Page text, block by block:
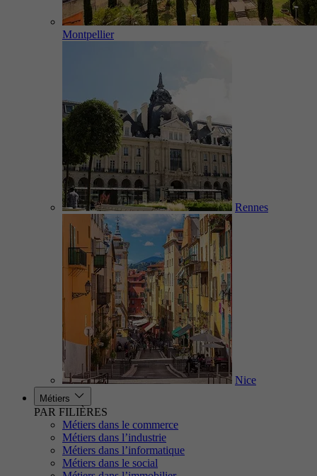
Montpellier
Rennes
Nice
Métiers
PAR FILIÈRES
Métiers dans le commerce
Métiers dans l’industrie
Métiers dans l’informatique
Métiers dans le social